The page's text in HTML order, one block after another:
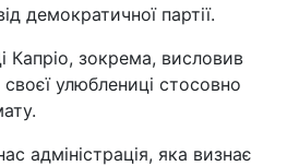
демократичної партії.
Капріо, зокрема, висловив
улюблениці стосовно
адміністрація, яка визнає